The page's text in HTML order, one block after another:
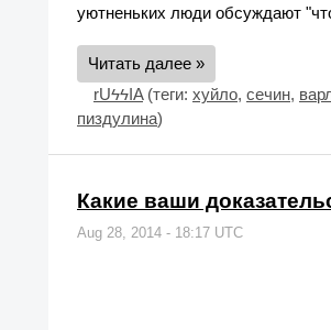
уютненьких люди обсуждают
Читать далее »
rUϟϟIA(теги: хуйло, сечин,
пиздулина)
Какие ваши
Aug 28, 2014 - 18:17 UTC